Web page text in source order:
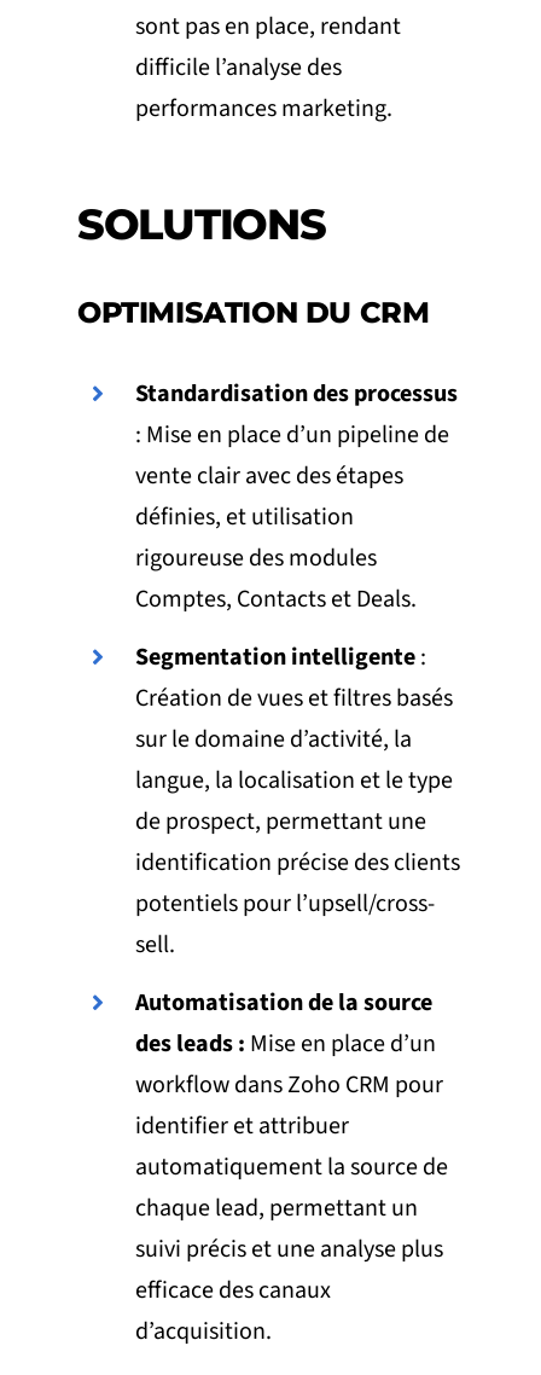
sont pas en place, rendant
difficile l’analyse des
performances marketing.
SOLUTIONS
OPTIMISATION DU CRM
Standardisation des processus
: Mise en place d’un pipeline de
vente clair avec des étapes
définies, et utilisation
rigoureuse des modules
Comptes, Contacts et Deals.
Segmentation intelligente:
Création de vues et filtres basés
sur le domaine d’activité, la
langue, la localisation et le type
de prospect, permettant une
identification précise des clients
potentiels pour l’upsell/cross-
sell.
Automatisation de la source
des leads : Mise en place d’un
workflow dans Zoho CRM pour
identifier et attribuer
automatiquement la source de
chaque lead, permettant un
suivi précis et une analyse plus
efficace des canaux
d’acquisition.